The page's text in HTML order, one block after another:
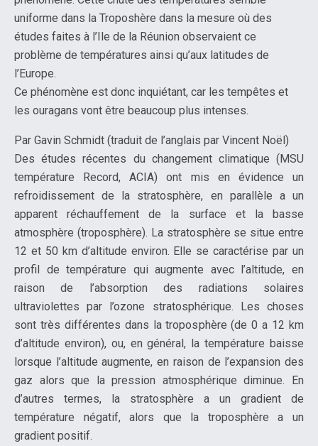
uniforme dans la Troposhère dans la mesure où des
études faites à l’Ile de la Réunion observaient ce
problème de températures ainsi qu’aux latitudes de
l’Europe.
Ce phénomène est donc inquiétant, car les tempêtes et
les ouragans vont être beaucoup plus intenses.
Par Gavin Schmidt (traduit de l’anglais par Vincent Noël)
Des études récentes du changement climatique (MSU
température Record, ACIA) ont mis en évidence un
refroidissement de la stratosphère, en parallèle a un
apparent réchauffement de la surface et la basse
atmosphère (troposphère). La stratosphère se situe entre
12 et 50 km d’altitude environ. Elle se caractérise par un
profil de température qui augmente avec l’altitude, en
raison de l’absorption des radiations solaires
ultraviolettes par l’ozone stratosphérique. Les choses
sont très différentes dans la troposphère (de 0 a 12 km
d’altitude environ), ou, en général, la température baisse
lorsque l’altitude augmente, en raison de l’expansion des
gaz alors que la pression atmosphérique diminue. En
d’autres termes, la stratosphère a un gradient de
température négatif, alors que la troposphère a un
gradient positif.